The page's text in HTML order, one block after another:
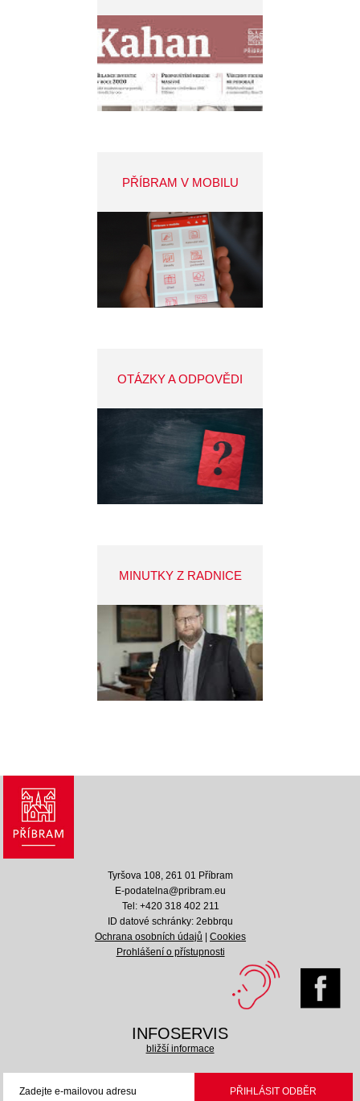
PŘÍBRAM V MOBILU
OTÁZKY A ODPOVĚDI
MINUTKY Z RADNICE
Tyršova 108, 261 01 Příbram
E-podatelna@pribram.eu
Tel: +420 318 402 211
ID datové schránky: 2ebbrqu
Ochrana osobních údajů |Cookies
Prohlášení o přístupnosti
INFOSERVIS
bližší informace